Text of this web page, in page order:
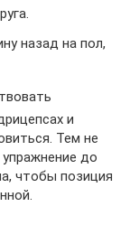
назад на пол,
и
Тем не
до
чтобы позиция